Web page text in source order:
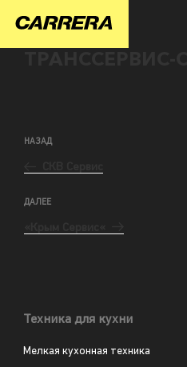
НАЗАД
ДАЛЕЕ
Техника для кухни
Мелкая кухонная техника